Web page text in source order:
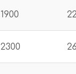
1900
2300